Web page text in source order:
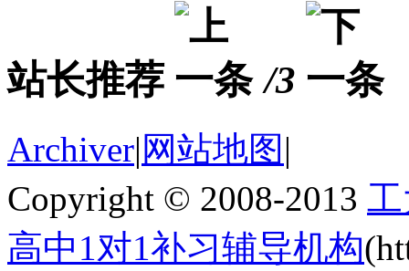
站长推荐 /3
Archiver| 网站地图 |
Copyright © 2008-2013
高中1对1补习辅导机构